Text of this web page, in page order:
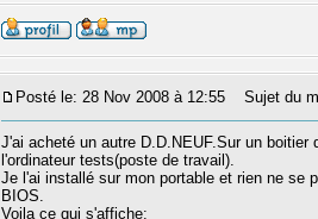
Posté le: 28 Nov 2008 à 12:55 Sujet du
J'ai acheté un autre D.D.NEUF.Sur un
l'ordinateur tests(poste de travail).
Je l'ai installé sur mon portable et rien ne se
BIOS.
Voila ce qui s'affiche: